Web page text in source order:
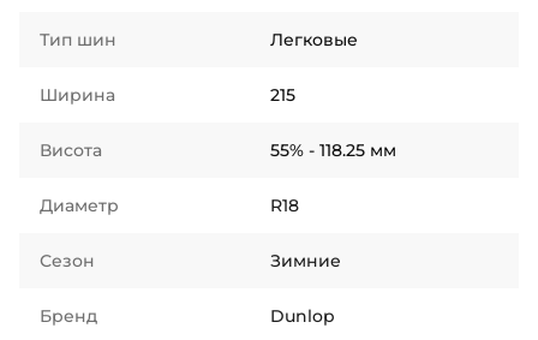
Тип шин Легковые
Ширина 215
Висота 55% - 118.25 мм
Диаметр R18
Сезон Зимние
Бренд Dunlop